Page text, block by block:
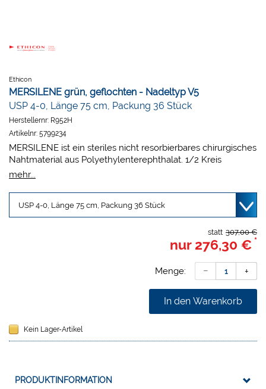
Ethicon
MERSILENE grün, geflochten - Nadeltyp V5
USP 4-0, Länge 75 cm, Packung 36 Stück
Herstellernr: R952H
Artikelnr: 5799234
MERSILENE ist ein steriles nicht resorbierbares chirurgisches
Nahtmaterial aus Polyethylenterephthalat. 1/2 Kreis
schneidende Rundkörper Nadel.
mehr...
307,00 €
statt
nur 276,30 € *
Menge:
In den Warenkorb
Kein Lager-Artikel
PRODUKTINFORMATION